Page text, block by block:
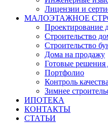
Лицензии и
МАЛОЭТАЖНОЕ
Проектирование
Строительство
Строительство
Дома на продажу
Готовые решения
Портфолио
Контроль качества
Зимнее
ИПОТЕКА
КОНТАКТЫ
СТАТЬИ